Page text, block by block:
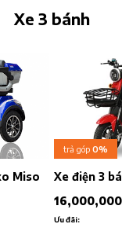
Xe 3 bánh
Miso
trả góp 0%
Xe điện 3
Ưu đãi: